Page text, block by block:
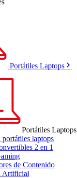
Portátiles Laptops
Portátiles Laptops
portátiles laptops
2 en 1
de Contenido
Artificial